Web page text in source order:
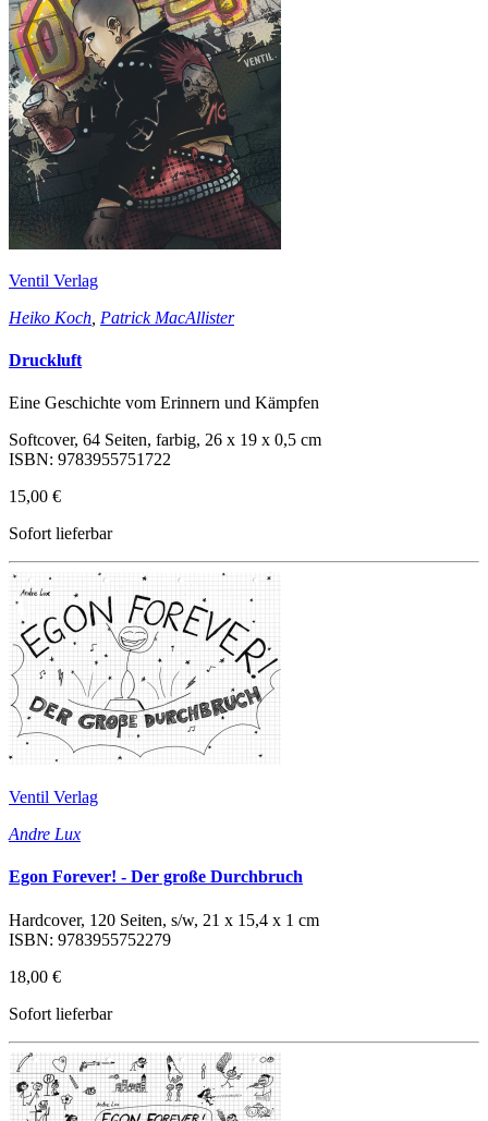
Ventil Verlag
Heiko Koch Patrick MacAllister
Druckluft
Eine Geschichte vom Erinnern und Kämpfen
Softcover, 64 Seiten, farbig, 26 x 19 x 0,5 cm
ISBN: 9783955751722
15,00 €
Sofort lieferbar
Ventil Verlag
Andre Lux
Egon Forever! - Der große Durchbruch
Hardcover, 120 Seiten, s/w, 21 x 15,4 x 1 cm
ISBN: 9783955752279
18,00 €
Sofort lieferbar